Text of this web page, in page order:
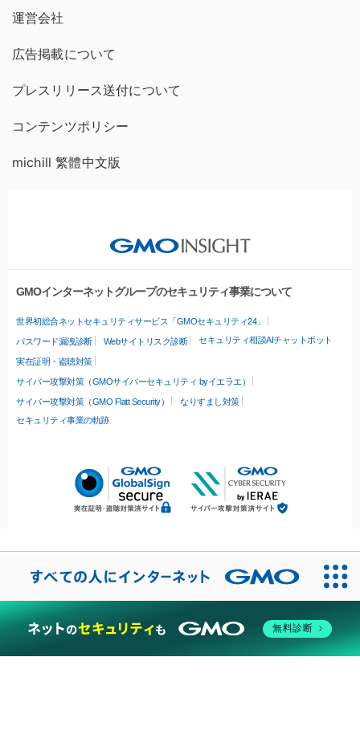
運営会社
広告掲載について
プレスリリース送付について
コンテンツポリシー
michill 繁體中文版
GMOインターネットグループのセキュリティ事業について
世界初総合ネットセキュリティサービス「GMOセキュリティ24」
パスワード漏洩診断 Webサイトリスク診断 セキュリティ相談AIチャットボット
実在証明・盗聴対策
サイバー攻撃対策（GMOサイバーセキュリティ byイエラエ）
サイバー攻撃対策（GMO Flatt Security）
なりすまし対策
セキュリティ事業の軌跡
無料診断